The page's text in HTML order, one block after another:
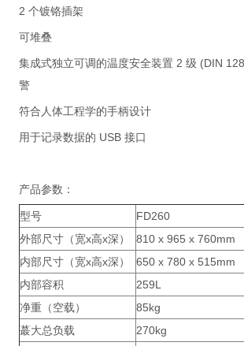
2 个镀铬插架
可堆叠
集成式独立可调的温度安全装置 2 级 (DIN
警
符合人体工程学的手柄设计
用于记录数据的 USB 接口
产品参数：
型号
FD260
外部尺寸（宽x高x深）
810 x 965 x 760mm
内部尺寸（宽x高x深）
650 x 780 x 515mm
内部容积
259L
净重（空载）
85kg
蕞大总负载
270kg